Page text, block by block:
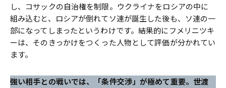
し、コサックの自治権を制限。ウクライナをロシアの中に
組み込むと、ロシアが倒れてソ連が誕生した後も、ソ連の一
部になってしまったというわけです。結果的にフメリニツキ
ーは、そのきっかけをつくった人物として評価が分かれてい
ます。
強い相手との戦いでは、「条件交渉」が極めて重要。世渡